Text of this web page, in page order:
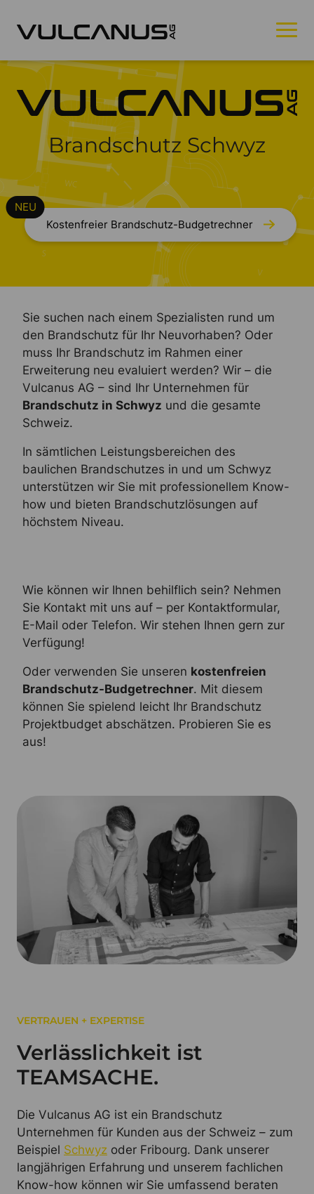
Brandschutz Schwyz
Kostenfreier Brandschutz-Budgetrechner
Sie suchen nach einem Spezialisten rund um
den Brandschutz für Ihr Neuvorhaben? Oder
muss Ihr Brandschutz im Rahmen einer
Erweiterung neu evaluiert werden? Wir – die
Vulcanus AG – sind Ihr Unternehmen für
Brandschutz in Schwyz und die gesamte
Schweiz.
In sämtlichen Leistungsbereichen des
baulichen Brandschutzes in und um Schwyz
unterstützen wir Sie mit professionellem Know-
how und bieten Brandschutzlösungen auf
höchstem Niveau.
Wie können wir Ihnen behilflich sein? Nehmen
Sie Kontakt mit uns auf – per Kontaktformular,
E-Mail oder Telefon. Wir stehen Ihnen gern zur
Verfügung!
Oder verwenden Sie unseren kostenfreien
Brandschutz-Budgetrechner. Mit diesem
können Sie spielend leicht Ihr Brandschutz
Projektbudget abschätzen. Probieren Sie es
aus!
VERTRAUEN + EXPERTISE
Verlässlichkeit ist
TEAMSACHE.
Die Vulcanus AG ist ein Brandschutz
Unternehmen für Kunden aus der Schweiz – zum
Beispiel Schwyz oder Fribourg. Dank unserer
langjährigen Erfahrung und unserem fachlichen
Know-how können wir Sie umfassend beraten